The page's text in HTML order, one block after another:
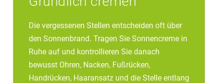
Die vergessenen Stellen entscheiden oft über
den Sonnenbrand. Tragen Sie Sonnencreme in
Ruhe auf und kontrollieren Sie danach
bewusst Ohren, Nacken, Fußrücken,
Handrücken, Haaransatz und die Stelle entlang